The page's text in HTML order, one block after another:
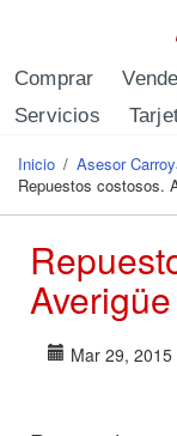
Comprar
Servicios
Se encuentra
Inicio / Asesor
Repuestos costosos.
Mar 29, 2015